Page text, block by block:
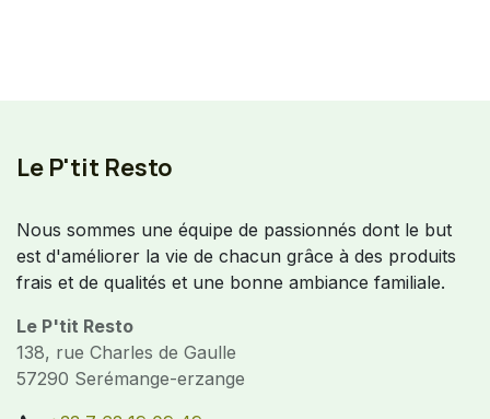
Le P'tit Resto
Nous sommes une équipe de passionnés dont le but
est d'améliorer la vie de chacun grâce à des produits
frais et de qualités et une bonne ambiance familiale.
Le P'tit Resto
138, rue Charles de Gaulle
57290 Serémange-erzange